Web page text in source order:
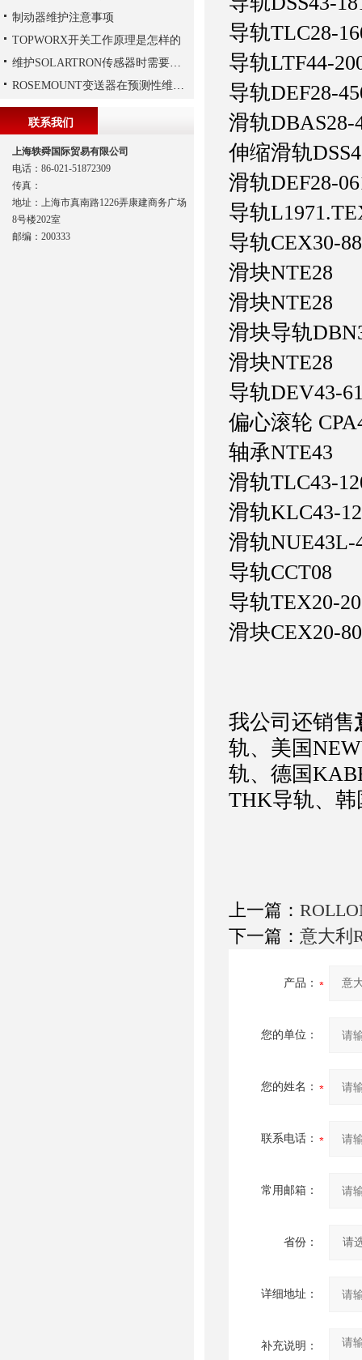
导轨TLC28-
导轨LTF44-
导轨DEF28-
滑轨DBAS28-
伸缩滑轨
滑轨DEF28-
导轨
导轨CEX30-88
滑块NTE28
滑块NTE28
滑块导轨
滑块NTE28
导轨DEV43-
偏心滚轮
轴承NTE43
滑轨TLC43-
滑轨KLC43-
滑轨NUE43L-
导轨CCT08
导轨TEX20-
滑块CEX20-
我公司还销售
轨、美国
轨、德国
THK导轨、韩
上一篇：
下一篇： 意大利
产品：
您的单位：
您的姓名：
联系电话：
常用邮箱：
省份：
详细地址：
补充说明：
制动器维护注意事项
TOPWORX开关工作原理是怎样的
维护SOLARTRON传感器时需要注意以下技巧
ROSEMOUNT变送器在预测性维护与数字化工厂中的实战应用
联系我们
上海轶舜国际贸易有限公司
电话：86-021-51872309
传真：
地址：上海市真南路1226弄康建商务广场
8号楼202室
邮编：200333